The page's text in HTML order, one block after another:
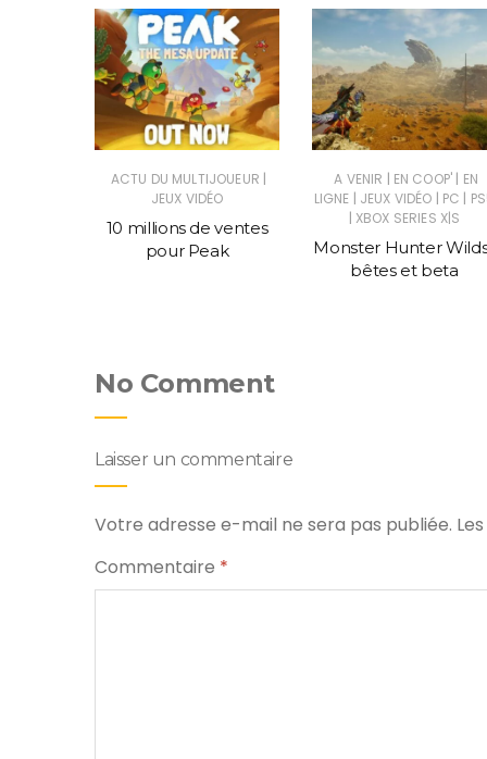
ACTU DU MULTIJOUEUR |
JEUX VIDÉO
10 millions de ventes
pour Peak
A VENIR | EN COOP' | EN
LIGNE | JEUX VIDÉO | PC |
| XBOX SERIES X|S
Monster Hunter
bêtes et beta
No Comment
Laisser un commentaire
Votre adresse e-mail ne sera pas publiée.
Commentaire *